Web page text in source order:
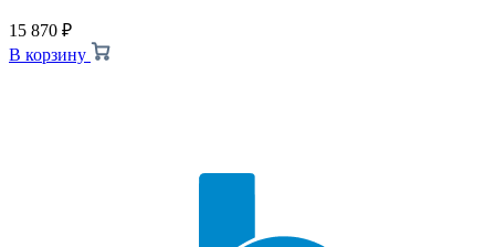
15 870 ₽
В корзину